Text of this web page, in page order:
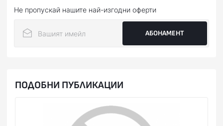
Не пропускай нашите най-изгодни оферти
АБОНАМЕНТ
ПОДОБНИ ПУБЛИКАЦИИ